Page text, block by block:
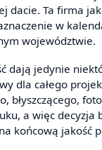
dacie. Ta firma
w
województwie.
dają jedynie
dla całego
błyszczącego,
a więc decyzja
końcową jakość